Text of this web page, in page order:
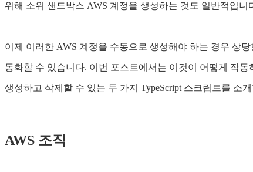
위해 소위 샌드박스 AWS 계정을 생성하는 것도 일반적입
이제 이러한 AWS 계정을 수동으로 생성해야 하는 경우 상
동화할 수 있습니다. 이번 포스트에서는 이것이 어떻게 작동
생성하고 삭제할 수 있는 두 가지 TypeScript 스크립트를 소
AWS 조직